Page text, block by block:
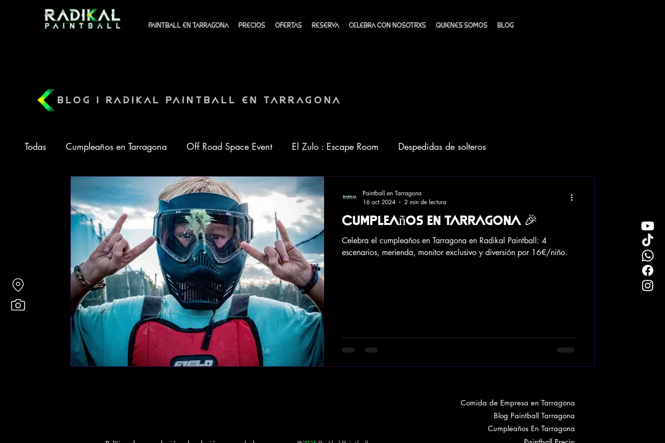
PAINTBALL EN TARRAGONA PRECIOS OFERTAS RESERVA CELEBRA CON NOSOTRXS QUIENES SOMOS BLOG
BLOG | RADIKAL PAINTBALL EN TARRAGONA
Todas Cumpleaños en Tarragona Off Road Space Event El Zulo : Escape Room Despedidas de solteros
Estrategias Precio Paintball Tarragona Salidas escolares
Paintball en Tarragona Team Building en Tarragona Cumpleaños en tarragona 🎉
Celebra el cumpleaños en Tarragona en Radikal Paintball: 4
escenarios, merienda, monitor exclusivo y diversión por 16€/niño.
Paintball en Tarragona
16 oct 2024
2 min de lectura
Comida de Empresa en Tarragona
Blog Paintball Tarragona
Cumpleaños En Tarragona